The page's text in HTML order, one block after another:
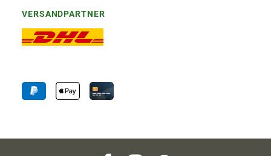
VERSANDPARTNER